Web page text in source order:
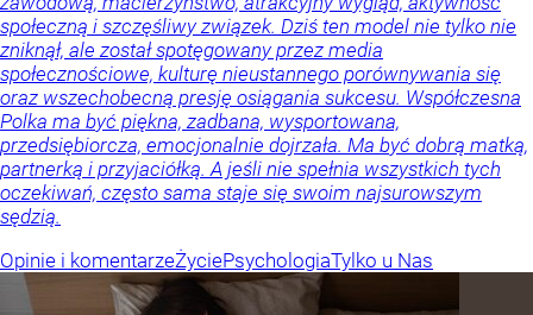
społeczną i szczęśliwy związek. Dziś ten model nie tylko nie
zniknął, ale został spotęgowany przez media
społecznościowe, kulturę nieustannego porównywania się
oraz wszechobecną presję osiągania sukcesu. Współczesna
Polka ma być piękna, zadbana, wysportowana,
przedsiębiorcza, emocjonalnie dojrzała. Ma być dobrą matką,
partnerką i przyjaciółką. A jeśli nie spełnia wszystkich tych
oczekiwań, często sama staje się swoim najsurowszym
sędzią.
Opinie i komentarzeŻyciePsychologiaTylko u Nas